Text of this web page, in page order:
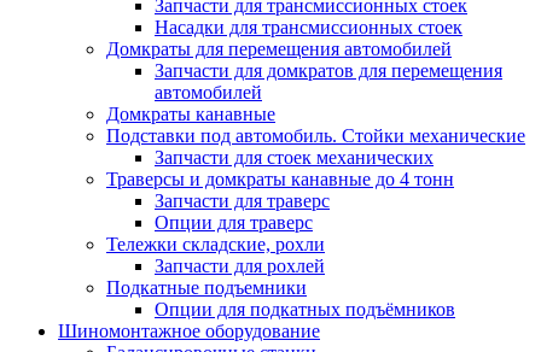
Запчасти для трансмиссионных стоек
Насадки для трансмиссионных стоек
Домкраты для перемещения автомобилей
Запчасти для домкратов для перемещения
автомобилей
Домкраты канавные
Подставки под автомобиль. Стойки механические
Запчасти для стоек механических
Траверсы и домкраты канавные до 4 тонн
Запчасти для траверс
Опции для траверс
Тележки складские, рохли
Запчасти для рохлей
Подкатные подъемники
Опции для подкатных подъёмников
Шиномонтажное оборудование